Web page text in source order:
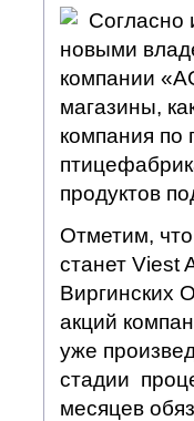
Согласно
новыми
компании
магазины,
компания по
продуктов
Отметим,
станет Viest
Виргинских
акций
уже
стадии
месяцев